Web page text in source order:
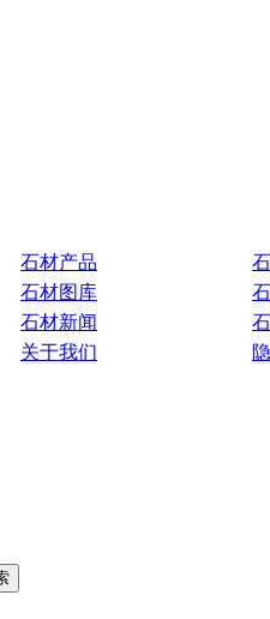
石材产品
石材图库
石材新闻
关于我们